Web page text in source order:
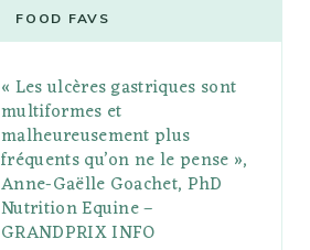
g
l
e
P
l
s
t
a
g
r
a
m
e
r
e
s
o
l
r
FOOD FAVS
« Les ulcères gastriques sont
multiformes et
malheureusement plus
fréquents qu’on ne le pense »,
Anne-Gaëlle Goachet, PhD
Nutrition Equine –
GRANDPRIX INFO